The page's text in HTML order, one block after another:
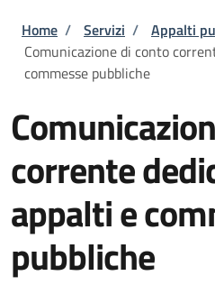
Briciole di pane
Home / Servizi / Appalti
Comunicazione di conto
commesse pubbliche
corrente
appalti e
pubbliche